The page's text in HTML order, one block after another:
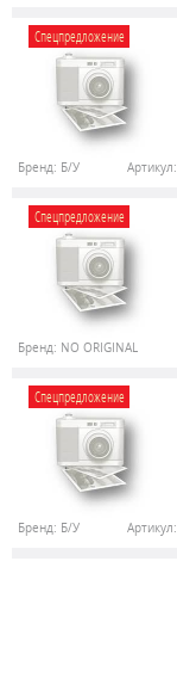
Спецпредложение
Бренд: Б/У Артикул:
Спецпредложение
Бренд: NO ORIGINAL
Спецпредложение
Бренд: Б/У Артикул: